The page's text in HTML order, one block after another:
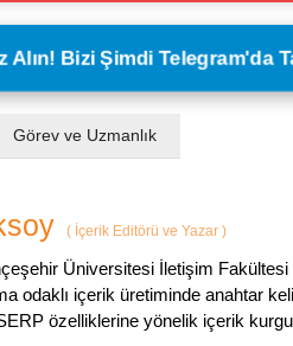
Alın! Bizi Şimdi Telegram'da
Görev ve Uzmanlık
( İçerik Editörü ve Yazar )
Üniversitesi İletişim
odaklı içerik üretiminde anahtar
özelliklerine yönelik içerik